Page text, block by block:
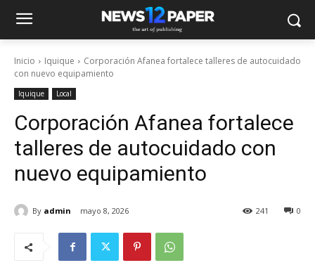
Inicio Iquique
Corporación Afanea fortalece talleres de autocuidado
con nuevo equipamiento
Iquique Local
Corporación Afanea fortalece
talleres de autocuidado con
nuevo equipamiento
By admin mayo 8, 2026 0
241